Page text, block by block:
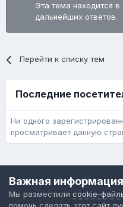
Эта тема находится
дальнейших ответов.
Перейти к списку тем
Последние
Ни одного
просматривает данную
Форум
Powered by
Важная информация
Мы разместили cookie-